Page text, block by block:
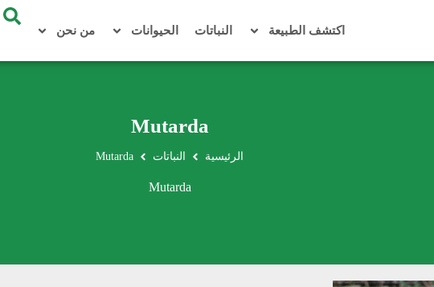
اكتشف الطبيعة النباتات الحيوانات من نحن
Mutarda
الرئيسية النباتات Mutarda
Mutarda